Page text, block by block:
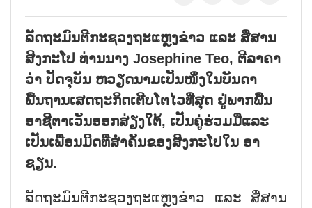
ລັດຖະມົນຕີກະຊວງຖະແຫຼງຂ່າວ ແລະ ສື່ສານ
ສິງກະໂປ ທ່ານນາງ Josephine Teo, ຕີລາຄາ
ວ່າ ປັດຈຸບັນ ຫວຽດນາມເປັນໜຶ່ງໃນບັນດາ
ພື້ນຖານເສດຖະກິດເຕີບໂຕໄວທີ່ສຸດ ຢູ່ພາກພື້ນ
ອາຊີຕາເວັນອອກສ່ຽງໃຕ້, ເປັນຄູ່ຮ່ວມມືແລະ
ເປັນເພື່ອນມິດທີ່ສຳຄັນຂອງສິງກະໂປໃນ ອາ
ຊຽນ.
ລັດຖະມົນຕີກະຊວງຖະແຫຼງຂ່າວ ແລະ ສື່ສານ